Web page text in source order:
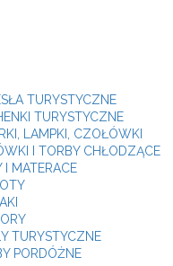
TURYSTYCZNE
TURYSTYCZNE
LAMPKI, CZOŁÓWKI
I TORBY CHŁODZĄCE
I MATERACE
TURYSTYCZNE
PORDÓŻNE